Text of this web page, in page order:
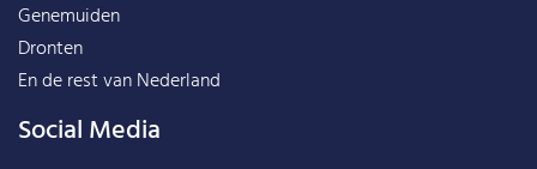
Genemuiden
Dronten
En de rest vanNederland
Social Media